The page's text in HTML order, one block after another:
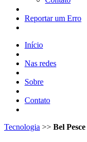
Reportar um Erro
Início
Nas redes
Sobre
Contato
Tecnologia >> Bel Pesce